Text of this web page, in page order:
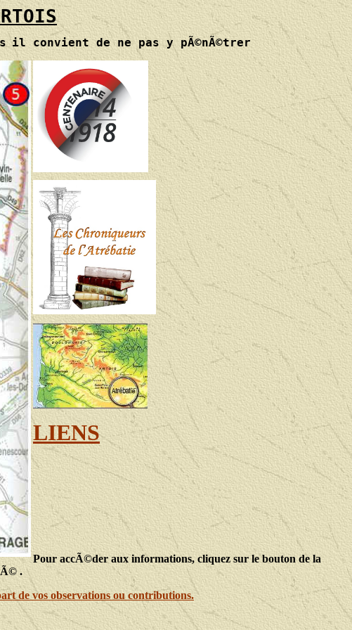
il convient de ne pas y pÃ©nÃ©trer
LIENS
Pour accÃ©der aux informations, cliquez sur le bouton de la
.
de vos observations ou contributions.